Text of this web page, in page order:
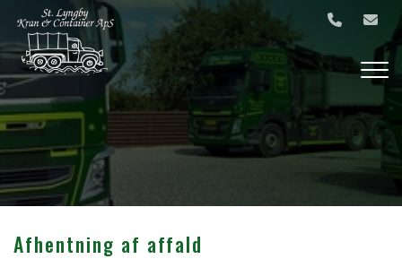
hovedindhold
Afhentning af affald